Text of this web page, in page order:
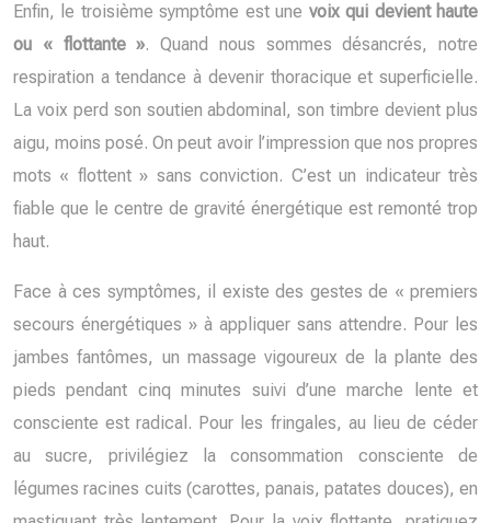
Enfin, le troisième symptôme est une voix qui devient haute
ou « flottante ». Quand nous sommes désancrés, notre
respiration a tendance à devenir thoracique et superficielle.
La voix perd son soutien abdominal, son timbre devient plus
aigu, moins posé. On peut avoir l’impression que nos propres
mots « flottent » sans conviction. C’est un indicateur très
fiable que le centre de gravité énergétique est remonté trop
haut.
Face à ces symptômes, il existe des gestes de « premiers
secours énergétiques » à appliquer sans attendre. Pour les
jambes fantômes, un massage vigoureux de la plante des
pieds pendant cinq minutes suivi d’une marche lente et
consciente est radical. Pour les fringales, au lieu de céder
au sucre, privilégiez la consommation consciente de
légumes racines cuits (carottes, panais, patates douces), en